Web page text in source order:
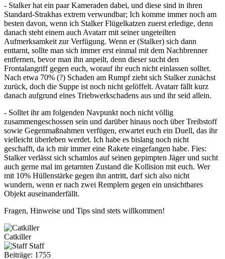
- Stalker hat ein paar Kameraden dabei, und diese sind in ihren
Standard-Strakhas extrem verwundbar; Ich komme immer noch am
besten davon, wenn ich Stalker Flügelkatzen zuerst erledige, denn
danach steht einem auch Avatarr mit seiner ungeteilten
Aufmerksamkeit zur Verfügung. Wenn er (Stalker) sich dann
enttarnt, sollte man sich immer erst einmal mit dem Nachbrenner
entfernen, bevor man ihn anpeilt, denn dieser sucht den
Frontalangriff gegen euch, worauf ihr euch nicht einlassen solltet.
Nach etwa 70% (?) Schaden am Rumpf zieht sich Stalker zunächst
zurück, doch die Suppe ist noch nicht gelöffelt. Avatarr fällt kurz
danach aufgrund eines Triebwerkschadens aus und ihr seid allein.
- Solltet ihr am folgenden Navpunkt noch nicht völlig
zusammengeschossen sein und darüber hinaus noch über Treibstoff
sowie Gegenmaßnahmen verfügen, erwartet euch ein Duell, das ihr
vielleicht überleben werdet. Ich habe es bislang noch nicht
geschafft, da ich mir immer eine Rakete eingefangen habe. Fies:
Stalker verlässt sich schamlos auf seinen gepimpten Jäger und sucht
auch gerne mal im getarnten Zustand die Kollision mit euch. Wer
mit 10% Hüllenstärke gegen ihn antritt, darf sich also nicht
wundern, wenn er nach zwei Remplern gegen ein unsichtbares
Objekt auseinanderfällt.
Fragen, Hinweise und Tips sind stets willkommen!
Catkiller
Staff
Beiträge: 1755